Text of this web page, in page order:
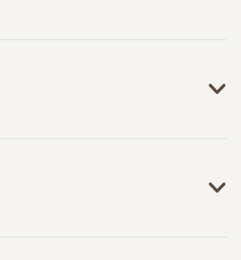
стимулюючого середовища.
бути просторою, мінімум
укриттями.